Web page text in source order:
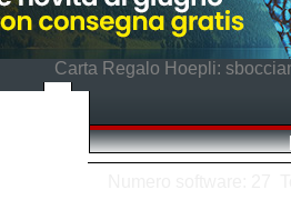
Carta Regalo Hoepli: